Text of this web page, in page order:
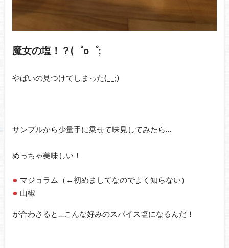
魔女の塩！？(゜o゜;
やばいの見つけてしまった(_ _;)
サンプルから少量手に乗せて味見してみたら…
めっちゃ美味しい！
マジョラム（←初めましてなのでよく知らない）
山椒
が合わさると…こんな好みのスパイス塩になるんだ！